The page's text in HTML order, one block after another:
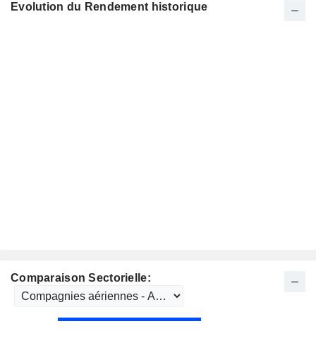
Comparaison Sectorielle:
Evolution du Rendement historique